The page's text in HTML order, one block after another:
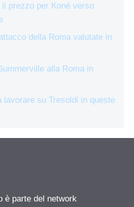
prezzo per Koné verso
della Roma valutate in
alla Roma in
lavorare su Tresoldi in queste
è parte del network